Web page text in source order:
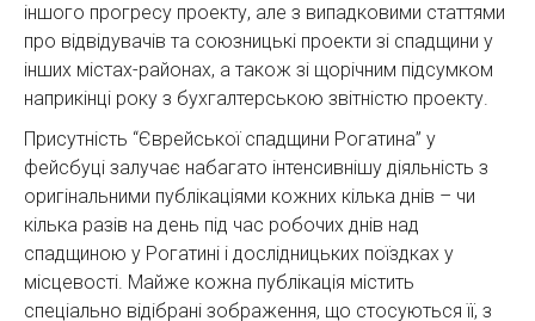
іншого прогресу проекту, але з випадковими статтями
про відвідувачів та союзницькі проекти зі спадщини у
інших містах-районах, а також зі щорічним підсумком
наприкінці року з бухгалтерською звітністю проекту.
Присутність “Єврейської спадщини Рогатина” у
фейсбуці залучає набагато інтенсивнішу діяльність з
оригінальними публікаціями кожних кілька днів – чи
кілька разів на день під час робочих днів над
спадщиною у Рогатині і дослідницьких поїздках у
місцевості. Майже кожна публікація містить
спеціально відібрані зображення, що стосуються її, з